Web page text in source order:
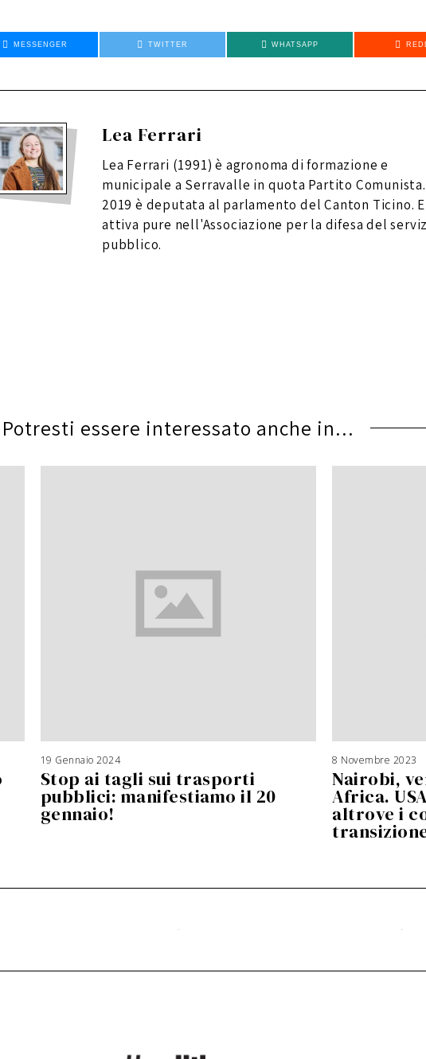
MESSENGER TWITTER WHATSAPP
Lea Ferrari
Lea Ferrari (1991) è agronoma di formazione e
municipale a Serravalle in quota Partito
2019 è deputata al parlamento del Canton Ticino.
attiva pure nell'Associazione per la difesa del
pubblico.
Potresti essere interessato anche in...
19 Gennaio 2024
Stop ai tagli sui trasporti
pubblici: manifestiamo il 20
gennaio!
8 Novembre 2023
Nairobi,
Africa.
altrove i